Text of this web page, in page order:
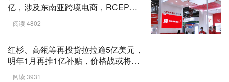
亿，涉及东南亚跨境电商，RCEP协
议后占领中国东盟电商 ...
阅读 4802
红杉、高瓴等再投货拉拉逾5亿美元，
明年1月再推1亿补贴，价格战或将开
打！资本啥心情? ...
阅读 3931